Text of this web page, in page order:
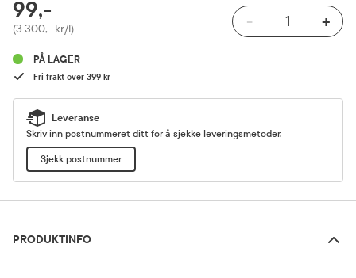
Pris
99,-
(3 300,- kr/l) - +
PÅ LAGER
Fri frakt over 399 kr
Leveranse
Skriv inn postnummeret ditt for å sjekke leveringsmetoder.
Sjekk postnummer
PRODUKTINFO